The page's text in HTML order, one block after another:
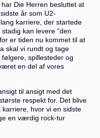
Die Herren besluttet at
år som U2-
karriere, der startede
kan levere ”den
er tiden nu kommet til at
skal vi rundt og tage
spillesteder og
en del af vores
til ansigt med det
respekt for. Det blive
hvor vi en sidste
en værdig rock-tur